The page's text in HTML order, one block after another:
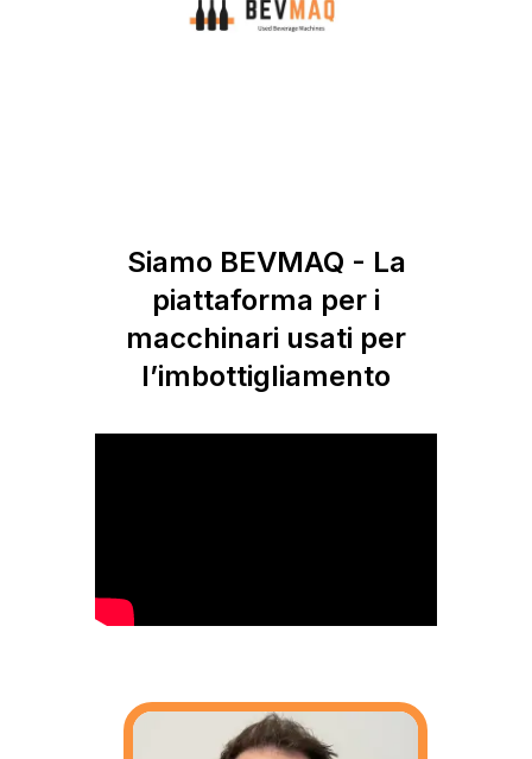
Siamo BEVMAQ - La
piattaforma per i
macchinari usati per
l’imbottigliamento